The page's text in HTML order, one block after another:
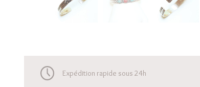
Expédition rapide sous 24h